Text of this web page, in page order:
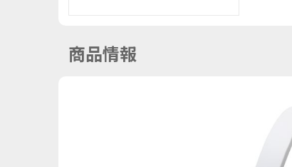
商品情報